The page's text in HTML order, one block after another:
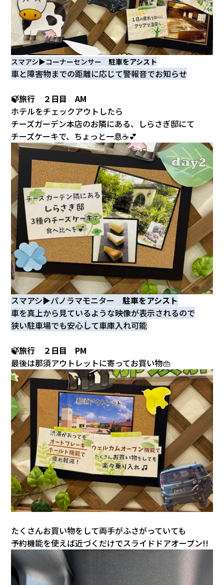
スマアシ▶コーナーセンサー駐車をアシスト
車と障害物までの距離に応じて警報音でお知らせ
🍃旅行 ２日目 AM
ホテルをチェックアウトしたら
チーズガーデン本店のお隣にある、しらさぎ邸にて
チーズケーキで、ちょっと一息☕💕
スマアシ▶パノラマモニター駐車をアシスト
車を真上から見ているような映像が表示されるので
狭い駐車場でも安心して車庫入れ可能
🍃旅行 ２日目 PM
最後は那須アウトレットに寄ってお買い物👜
たくさんお買い物をして両手がふさがっていても
予約機能を使えば近づくだけでスライドドアオープン!!